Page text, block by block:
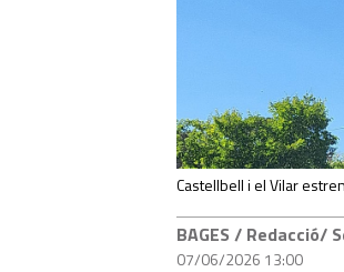
Castellbell i el Vilar
BAGES / Redacció/
07/06/2026 13:00